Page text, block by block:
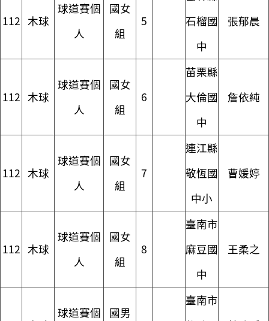
112 木球
球道賽個
人
國女
組
5
石榴國
中
張郁晨
112 木球
球道賽個
人
國女
組
6
苗栗縣
大倫國
中
詹依純
112 木球
球道賽個
人
國女
組
7
連江縣
敬恆國
中小
曹媛婷
112 木球
球道賽個
人
國女
組
8
臺南市
麻豆國
中
王柔之
球道賽個
國男
臺南市